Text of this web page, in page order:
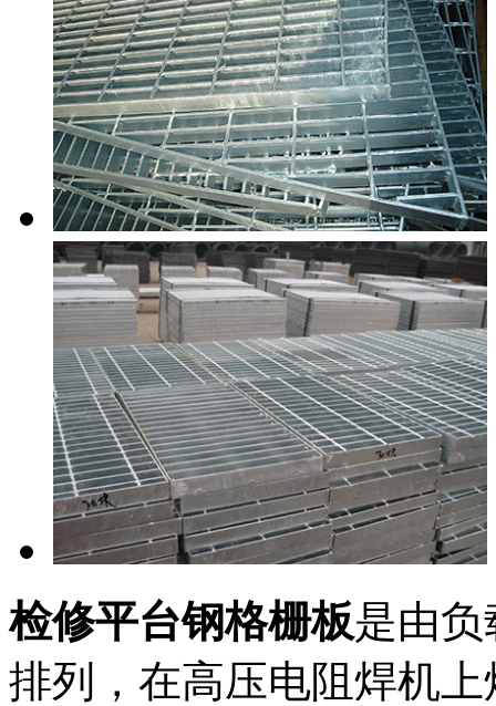
检修平台钢格栅板是由
排列，在高压电阻焊机